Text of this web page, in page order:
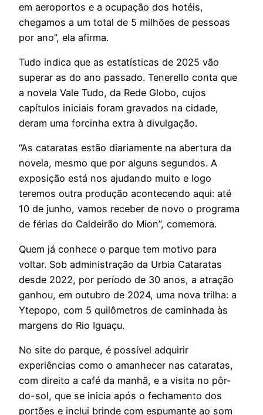
em aeroportos e a ocupação dos hotéis,
chegamos a um total de 5 milhões de pessoas
por ano”, ela afirma.
Tudo indica que as estatísticas de 2025 vão
superar as do ano passado. Tenerello conta que
a novela Vale Tudo, da Rede Globo, cujos
capítulos iniciais foram gravados na cidade,
deram uma forcinha extra à divulgação.
“As cataratas estão diariamente na abertura da
novela, mesmo que por alguns segundos. A
exposição está nos ajudando muito e logo
teremos outra produção acontecendo aqui: até
10 de junho, vamos receber de novo o programa
de férias do Caldeirão do Mion”, comemora.
Quem já conhece o parque tem motivo para
voltar. Sob administração da Urbia Cataratas
desde 2022, por período de 30 anos, a atração
ganhou, em outubro de 2024, uma nova trilha: a
Ytepopo, com 5 quilômetros de caminhada às
margens do Rio Iguaçu.
No site do parque, é possível adquirir
experiências como o amanhecer nas cataratas,
com direito a café da manhã, e a visita no pôr-
do-sol, que se inicia após o fechamento dos
portões e inclui brinde com espumante ao som